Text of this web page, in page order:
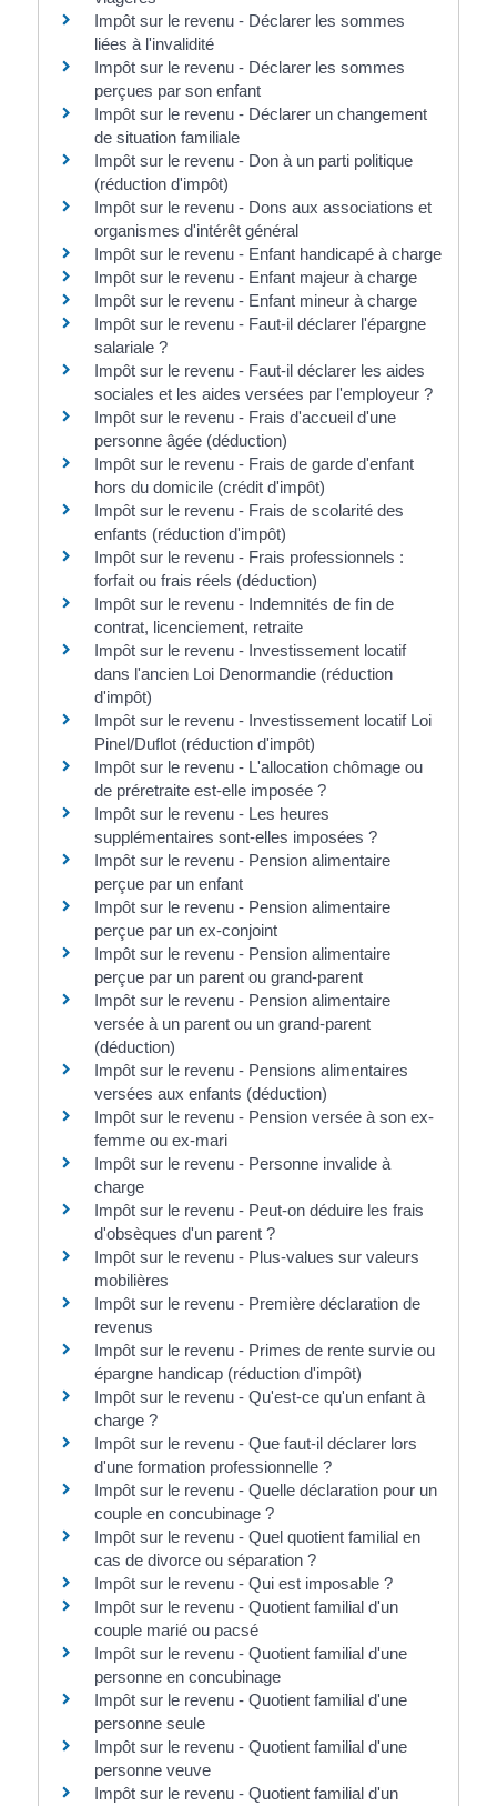
Impôt sur le revenu - Déclarer les sommes
liées à l'invalidité
Impôt sur le revenu - Déclarer les sommes
perçues par son enfant
Impôt sur le revenu - Déclarer un changement
de situation familiale
Impôt sur le revenu - Don à un parti politique
(réduction d'impôt)
Impôt sur le revenu - Dons aux associations et
organismes d'intérêt général
Impôt sur le revenu - Enfant handicapé à charge
Impôt sur le revenu - Enfant majeur à charge
Impôt sur le revenu - Enfant mineur à charge
Impôt sur le revenu - Faut-il déclarer l'épargne
salariale ?
Impôt sur le revenu - Faut-il déclarer les aides
sociales et les aides versées par l'employeur ?
Impôt sur le revenu - Frais d'accueil d'une
personne âgée (déduction)
Impôt sur le revenu - Frais de garde d'enfant
hors du domicile (crédit d'impôt)
Impôt sur le revenu - Frais de scolarité des
enfants (réduction d'impôt)
Impôt sur le revenu - Frais professionnels :
forfait ou frais réels (déduction)
Impôt sur le revenu - Indemnités de fin de
contrat, licenciement, retraite
Impôt sur le revenu - Investissement locatif
dans l'ancien Loi Denormandie (réduction
d'impôt)
Impôt sur le revenu - Investissement locatif Loi
Pinel/Duflot (réduction d'impôt)
Impôt sur le revenu - L'allocation chômage ou
de préretraite est-elle imposée ?
Impôt sur le revenu - Les heures
supplémentaires sont-elles imposées ?
Impôt sur le revenu - Pension alimentaire
perçue par un enfant
Impôt sur le revenu - Pension alimentaire
perçue par un ex-conjoint
Impôt sur le revenu - Pension alimentaire
perçue par un parent ou grand-parent
Impôt sur le revenu - Pension alimentaire
versée à un parent ou un grand-parent
(déduction)
Impôt sur le revenu - Pensions alimentaires
versées aux enfants (déduction)
Impôt sur le revenu - Pension versée à son ex-
femme ou ex-mari
Impôt sur le revenu - Personne invalide à
charge
Impôt sur le revenu - Peut-on déduire les frais
d'obsèques d'un parent ?
Impôt sur le revenu - Plus-values sur valeurs
mobilières
Impôt sur le revenu - Première déclaration de
revenus
Impôt sur le revenu - Primes de rente survie ou
épargne handicap (réduction d'impôt)
Impôt sur le revenu - Qu'est-ce qu'un enfant à
charge ?
Impôt sur le revenu - Que faut-il déclarer lors
d'une formation professionnelle ?
Impôt sur le revenu - Quelle déclaration pour un
couple en concubinage ?
Impôt sur le revenu - Quel quotient familial en
cas de divorce ou séparation ?
Impôt sur le revenu - Qui est imposable ?
Impôt sur le revenu - Quotient familial d'un
couple marié ou pacsé
Impôt sur le revenu - Quotient familial d'une
personne en concubinage
Impôt sur le revenu - Quotient familial d'une
personne seule
Impôt sur le revenu - Quotient familial d'une
personne veuve
Impôt sur le revenu - Quotient familial d'un